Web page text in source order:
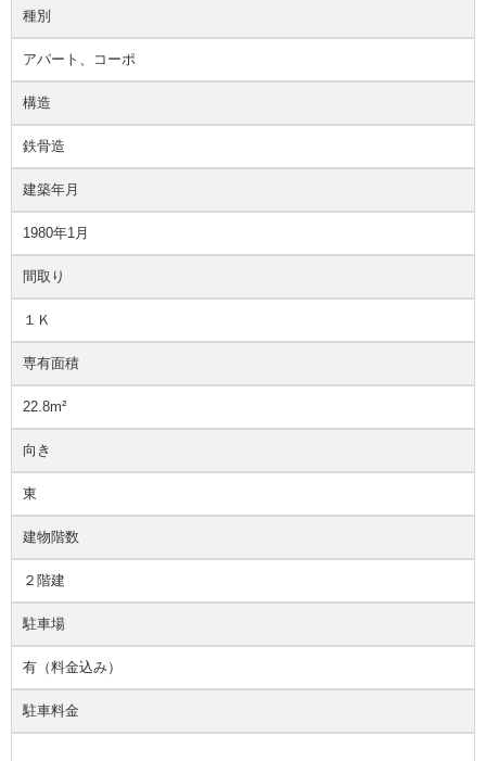
種別
アパート、コーポ
構造
鉄骨造
建築年月
1980年1月
間取り
１Ｋ
専有面積
22.8m²
向き
東
建物階数
２階建
駐車場
有（料金込み）
駐車料金